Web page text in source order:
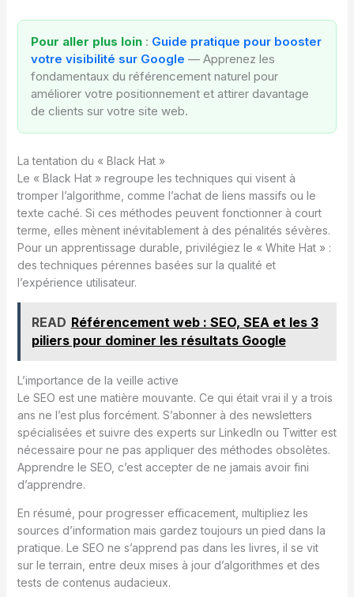
Pour aller plus loin: Guide pratique pour booster
votre visibilité sur Google — Apprenez les
fondamentaux du référencement naturel pour
améliorer votre positionnement et attirer davantage
de clients sur votre site web.
La tentation du « Black Hat »
Le « Black Hat » regroupe les techniques qui visent à
tromper l’algorithme, comme l’achat de liens massifs ou le
texte caché. Si ces méthodes peuvent fonctionner à court
terme, elles mènent inévitablement à des pénalités sévères.
Pour un apprentissage durable, privilégiez le « White Hat » :
des techniques pérennes basées sur la qualité et
l’expérience utilisateur.
READ Référencement web : SEO, SEA et les 3
piliers pour dominer les résultats Google
L’importance de la veille active
Le SEO est une matière mouvante. Ce qui était vrai il y a trois
ans ne l’est plus forcément. S’abonner à des newsletters
spécialisées et suivre des experts sur LinkedIn ou Twitter est
nécessaire pour ne pas appliquer des méthodes obsolètes.
Apprendre le SEO, c’est accepter de ne jamais avoir fini
d’apprendre.
En résumé, pour progresser efficacement, multipliez les
sources d’information mais gardez toujours un pied dans la
pratique. Le SEO ne s’apprend pas dans les livres, il se vit
sur le terrain, entre deux mises à jour d’algorithmes et des
tests de contenus audacieux.